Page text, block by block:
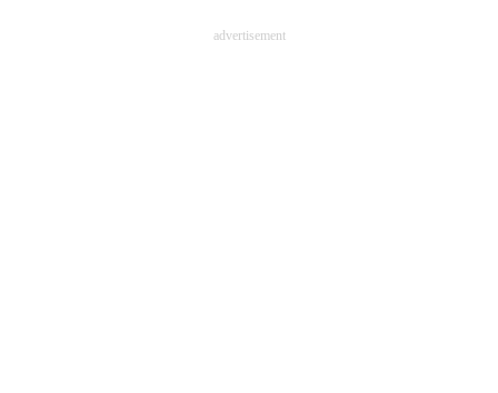
advertisement